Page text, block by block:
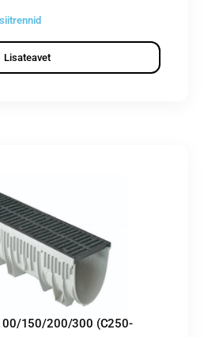
Lisateavet
150/200/300 (C250-